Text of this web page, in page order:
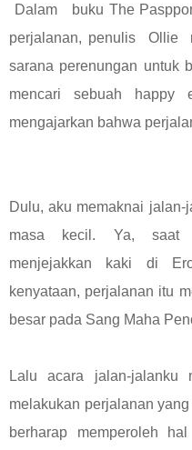
Dalam buku The
perjalanan, penulis Ollie
sarana perenungan untuk
mencari sebuah happy
mengajarkan bahwa
Dulu, aku memaknai
masa kecil. Ya, saat
menjejakkan kaki di
kenyataan, perjalanan itu
besar pada Sang Maha
Lalu acara jalan-
melakukan perjalanan
berharap memperoleh